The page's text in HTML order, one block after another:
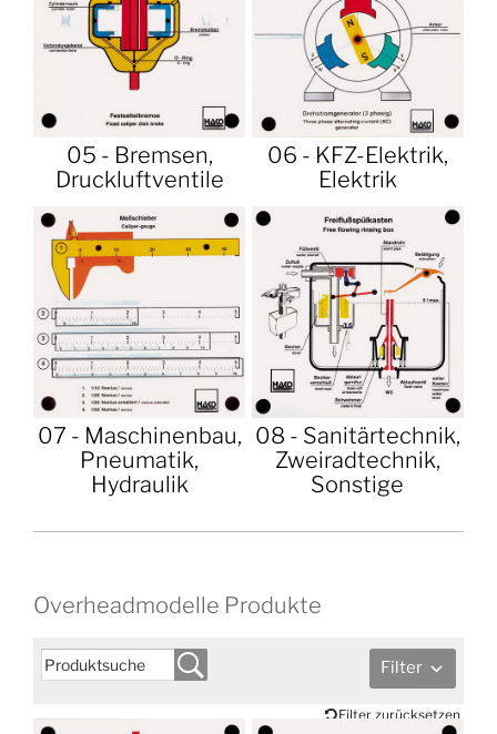
05 - Bremsen,
Druckluftventile
06 - KFZ-Elektrik,
Elektrik
07 - Maschinenbau,
Pneumatik,
Hydraulik
08 - Sanitärtechnik,
Zweiradtechnik,
Sonstige
Overheadmodelle Produkte
Filter
Filter zurücksetzen